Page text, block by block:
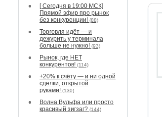
[ Сегодня в 19:00 МСК]
Прямой эфир про рынок
без конкуренции! (88)
Торговля идёт — и
дежурить у терминала
больше не нужно! (93)
Рынок, где НЕТ
конкурентов! (114)
+20% к счёту — и ни одной
сделки, открытой
руками! (130)
Волна Вульфа или просто
красивый зигзаг? (144)